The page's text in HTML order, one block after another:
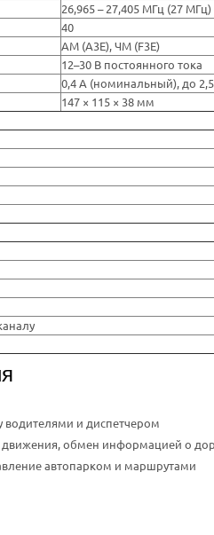
26,965 – 27,405 МГц (27 МГц)
40
АМ (A3E), ЧМ (F3E)
12–30 В постоянного тока
0,4 А (номинальный), до
147 × 115 × 38 мм
водителями и диспетчером
обмен информацией о
автопарком и маршрутами